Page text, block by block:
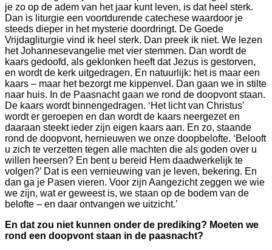
je zo op de adem van het jaar kunt leven, is dat heel sterk.
Dan is liturgie een voortdurende catechese waardoor je
steeds dieper in het mysterie doordringt. De Goede
Vrijdagliturgie vind ik heel sterk. Dan preek ik niet. We lezen
het Johannesevangelie met vier stemmen. Dan wordt de
kaars gedoofd, als geklonken heeft dat Jezus is gestorven,
en wordt de kerk uitgedragen. En natuurlijk: het is maar een
kaars – maar het bezorgt me kippenvel. Dan gaan we in stilte
naar huis. In de Paasnacht gaan we rond de doopvont staan.
De kaars wordt binnengedragen. ‘Het licht van Christus’
wordt er geroepen en dan wordt de kaars neergezet en
daaraan steekt ieder zijn eigen kaars aan. En zo, staande
rond de doopvont, hernieuwen we onze doopbelofte. ‘Belooft
u zich te verzetten tegen alle machten die als goden over u
willen heersen? En bent u bereid Hem daadwerkelijk te
volgen?’ Dat is een vernieuwing van je leven, bekering. En
dan ga je Pasen vieren. Voor zijn Aangezicht zeggen we wie
we zijn, wat er geweest is, we staan op de bodem van de
belofte – en daar ontvangen we uitzicht.’
En dat zou niet kunnen onder de prediking? Moeten we
rond een doopvont staan in de paasnacht?